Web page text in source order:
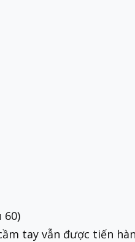
60)
tay vẫn được tiến